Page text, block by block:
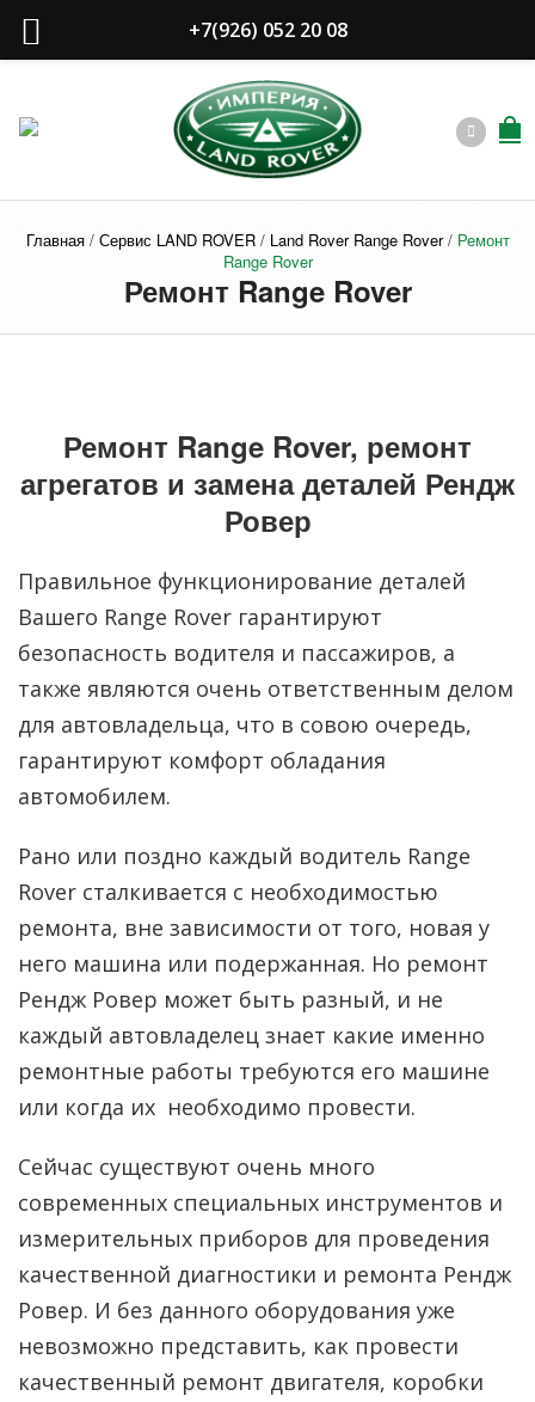
Главная / Сервис LAND ROVER / Land Rover Range Rover / Ремонт
Range Rover
Ремонт Range Rover
Ремонт Range Rover, ремонт
агрегатов и замена деталей Рендж
Ровер
Правильное функционирование деталей
Вашего Range Rover гарантируют
безопасность водителя и пассажиров, а
также являются очень ответственным делом
для автовладельца, что в совою очередь,
гарантируют комфорт обладания
автомобилем.
Рано или поздно каждый водитель Range
Rover сталкивается с необходимостью
ремонта, вне зависимости от того, новая у
него машина или подержанная. Но ремонт
Рендж Ровер может быть разный, и не
каждый автовладелец знает какие именно
ремонтные работы требуются его машине
или когда их необходимо провести.
Сейчас существуют очень много
современных специальных инструментов и
измерительных приборов для проведения
качественной диагностики и ремонта Рендж
Ровер. И без данного оборудования уже
невозможно представить, как провести
качественный ремонт двигателя, коробки
+7(926) 052 20 08